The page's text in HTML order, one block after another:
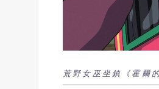
荒野女巫坐鎮《霍爾